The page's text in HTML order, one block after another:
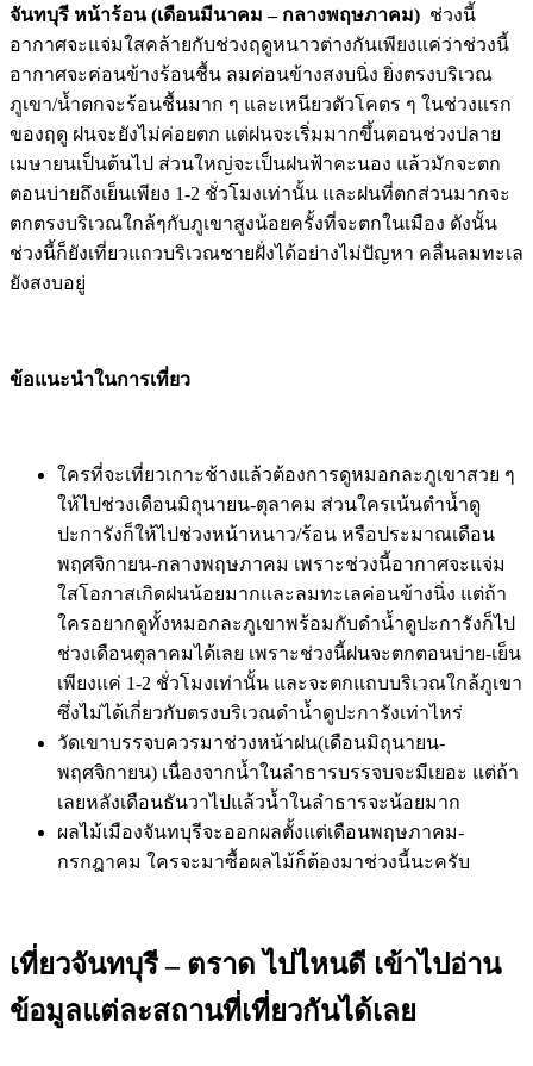
จันทบุรี หน้าร้อน(เดือนมีนาคม – กลางพฤษภาคม) ช่วงนี้
อากาศจะแจ่มใสคล้ายกับช่วงฤดูหนาวต่างกันเพียงแค่ว่าช่วงนี้
อากาศจะค่อนข้างร้อนชื้น ลมค่อนข้างสงบนิ่ง ยิ่งตรงบริเวณ
ภูเขา/น้ำตกจะร้อนชื้นมาก ๆ และเหนียวตัวโคตร ๆ ในช่วงแรก
ของฤดู ฝนจะยังไม่ค่อยตก แต่ฝนจะเริ่มมากขึ้นตอนช่วงปลาย
เมษายนเป็นต้นไป ส่วนใหญ่จะเป็นฝนฟ้าคะนอง แล้วมักจะตก
ตอนบ่ายถึงเย็นเพียง 1-2 ชั่วโมงเท่านั้น และฝนที่ตกส่วนมากจะ
ตกตรงบริเวณใกล้ๆกับภูเขาสูงน้อยครั้งที่จะตกในเมือง ดังนั้น
ช่วงนี้ก็ยังเที่ยวแถวบริเวณชายฝั่งได้อย่างไม่ปัญหา คลื่นลมทะเล
ยังสงบอยู่
ข้อแนะนำในการเที่ยว
ใครที่จะเที่ยวเกาะช้างแล้วต้องการดูหมอกละภูเขาสวย ๆ
ให้ไปช่วงเดือนมิถุนายน-ตุลาคม ส่วนใครเน้นดำน้ำดู
ปะการังก็ให้ไปช่วงหน้าหนาว/ร้อน หรือประมาณเดือน
พฤศจิกายน-กลางพฤษภาคม เพราะช่วงนี้อากาศจะแจ่ม
ใสโอกาสเกิดฝนน้อยมากและลมทะเลค่อนข้างนิ่ง แต่ถ้า
ใครอยากดูทั้งหมอกละภูเขาพร้อมกับดำน้ำดูปะการังก็ไป
ช่วงเดือนตุลาคมได้เลย เพราะช่วงนี้ฝนจะตกตอนบ่าย-เย็น
เพียงแค่ 1-2 ชั่วโมงเท่านั้น และจะตกแถบบริเวณใกล้ภูเขา
ซึ่งไม่ได้เกี่ยวกับตรงบริเวณดำน้ำดูปะการังเท่าไหร่
วัดเขาบรรจบควรมาช่วงหน้าฝน(เดือนมิถุนายน-
พฤศจิกายน) เนื่องจากน้ำในลำธารบรรจบจะมีเยอะ แต่ถ้า
เลยหลังเดือนธันวาไปแล้วน้ำในลำธารจะน้อยมาก
ผลไม้เมืองจันทบุรีจะออกผลตั้งแต่เดือนพฤษภาคม-
กรกฎาคม ใครจะมาซื้อผลไม้ก็ต้องมาช่วงนี้นะครับ
เที่ยวจันทบุรี – ตราด ไปไหนดี เข้าไปอ่าน
ข้อมูลแต่ละสถานที่เที่ยวกันได้เลย